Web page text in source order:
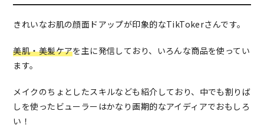
きれいなお肌の顔面ドアップが印象的なTikTokerさんです。
美肌・美髪ケアを主に発信しており、いろんな商品を使ってい
ます。
メイクのちょとしたスキルなども紹介しており、中でも割りば
しを使ったビューラーはかなり画期的なアイディアでおもしろ
い！